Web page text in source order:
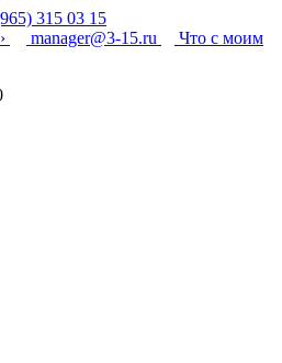
315 03 15
manager@3-15.ru
Что с моим